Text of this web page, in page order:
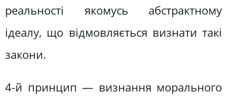
реальності якомусь абстрактному
ідеалу, що відмовляється визнати такі
закони.
4-й принцип — визнання морального